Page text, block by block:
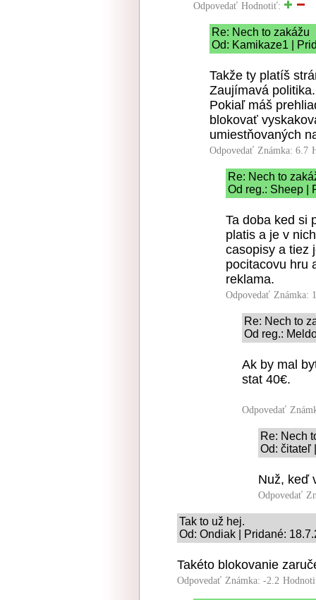
Odpovedať Hodnotiť:
Re: Nech to zakážu
Od: Kamikaze1 |
Takže ty platíš
Zaujímavá
Pokiaľ máš
blokovať
umiestňovaných
Odpovedať Známka: 6.7
Re: Nech to
Od reg.: Sheep |
Ta doba ked si
platis a je v
casopisy a tiez
pocitacovu hru
reklama.
Odpovedať Známka:
Re: Nech to
Od reg.:
Ak by mal
stat 40€.
Odpovedať
Re: Nech
Od: čitateľ
Nuž, keď
Odpovedať
Tak to už hej.
Od: Ondiak | Pridané:
Takéto blokovanie
Odpovedať Známka: -2.2